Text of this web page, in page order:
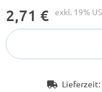
2,71 € exkl. 19%
Lieferzeit: